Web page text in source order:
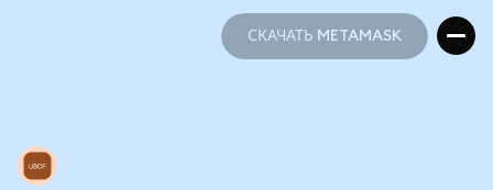
СКАЧАТЬ METAMASK